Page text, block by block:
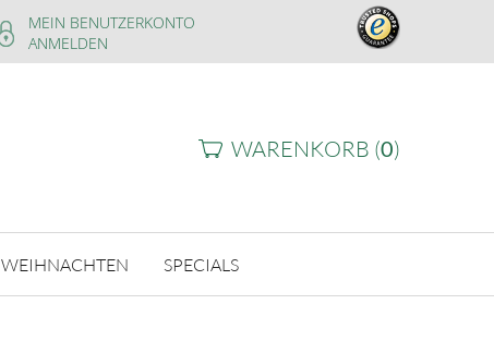
MEIN BENUTZERKONTO
ANMELDEN
WARENKORB (0)
WEIHNACHTEN SPECIALS